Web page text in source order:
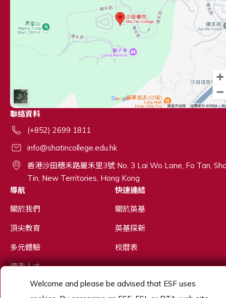
聯絡資料
(+852) 2699 1811
info@shatincollege.edu.hk
香港沙田穗禾路麗禾里3號 No. 3 Lai Wo Lane, Fo Tan,
Tin, New Territories, Hong Kong
導航
關於我們
頂尖教育
多元體驗
優秀人才
快速連結
關於英基
英基探新
校曆表
Welcome and please be advised that ESF uses